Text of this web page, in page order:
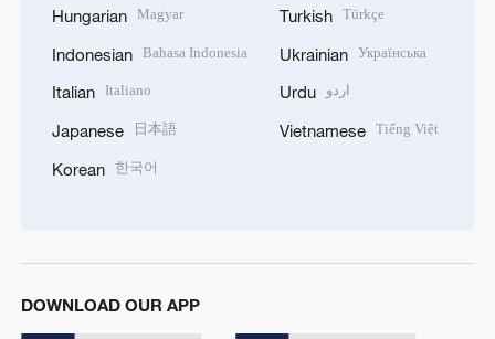
Hungarian Magyar
Indonesian Bahasa Indonesia
Italian Italiano
Japanese 日本語
Korean 한국어
Turkish Türkçe
Ukrainian Українська
Urdu اردو
Vietnamese Tiếng Việt
DOWNLOAD OUR APP